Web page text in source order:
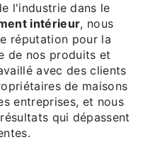
l'industrie dans le
intérieur, nous
réputation pour la
de nos produits et
avec des clients
de maisons
entreprises, et nous
qui dépassent